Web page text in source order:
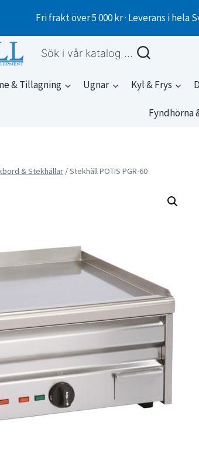
Fri frakt över 5 000 kr · Leverans i hela
Sök i vår katalog ...
& Tillagning Ugnar Kyl & Frys
Fyndhörna
& Stekhällar /Stekhäll POTIS PGR-60